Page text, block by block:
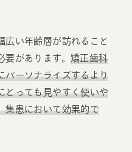
広い年齢層が訪れること
があります。 矯正歯科
パーソナライズするより
とっても見やすく使いや
集患において効果的で